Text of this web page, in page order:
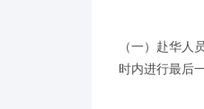
（一）赴华
时内进行最后